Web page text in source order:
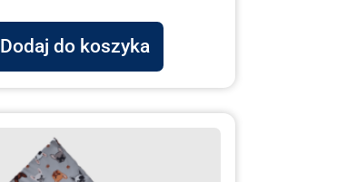
Dodaj do koszyka